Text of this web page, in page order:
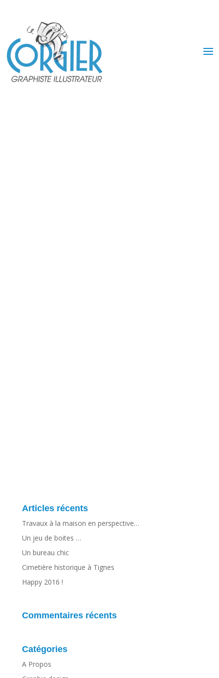
Articles récents
Travaux à la maison en perspective…
Un jeu de boites …
Un bureau chic
Cimetière historique à Tignes
Happy 2016 !
Commentaires récents
Catégories
A Propos